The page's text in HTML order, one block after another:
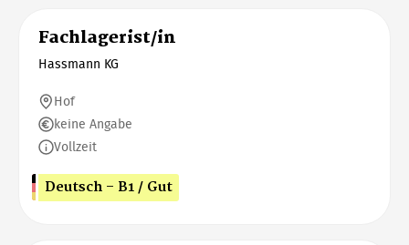
Fachlagerist/in
Hassmann KG
Hof
keine Angabe
Vollzeit
Deutsch - B1 / Gut